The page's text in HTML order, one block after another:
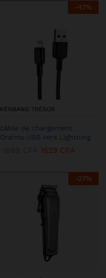
-47%
KENBANG TRÉSOR
câble de chargement
Oraimo USB vers Lightning
1529 CFA
-27%